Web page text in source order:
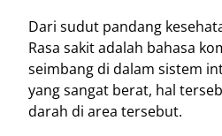
Dari sudut pandang
Rasa sakit adalah bahasa
seimbang di dalam sistem
yang sangat berat, hal
darah di area tersebut.